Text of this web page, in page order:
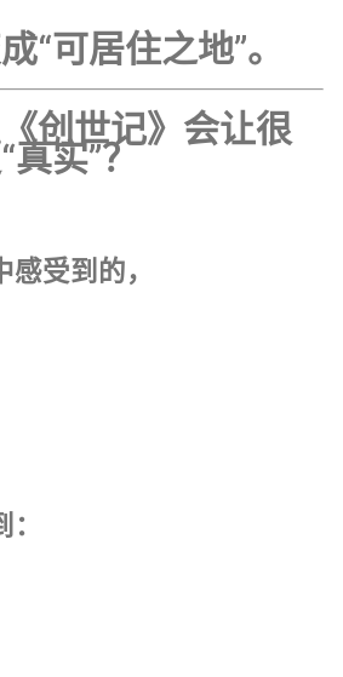
“可居住之地”。
创世记》会让很
真实”？
受到的，